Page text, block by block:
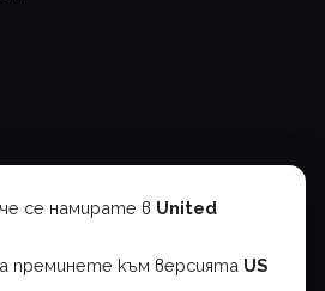
се намирате в United
преминете към версията US